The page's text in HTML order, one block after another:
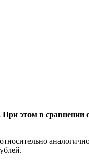
При этом в